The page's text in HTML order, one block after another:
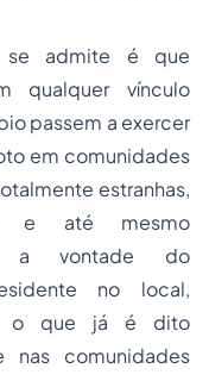
admite é que
qualquer vínculo
passem a exercer
em comunidades
estranhas,
e até mesmo
a vontade do
no local,
o que já é dito
nas comunidades